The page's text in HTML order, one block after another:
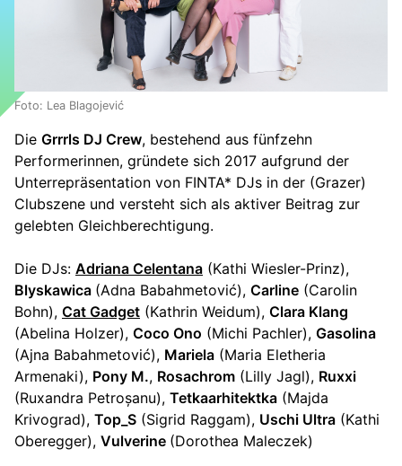
Foto: Lea Blagojević
Die Grrrls DJ Crew, bestehend aus fünfzehn
Performerinnen, gründete sich 2017 aufgrund der
Unterrepräsentation von FINTA* DJs in der (Grazer)
Clubszene und versteht sich als aktiver Beitrag zur
gelebten Gleichberechtigung.
Die DJs: Adriana Celentana (Kathi Wiesler-Prinz),
Blyskawica (Adna Babahmetović), Carline (Carolin
Bohn), Cat Gadget (Kathrin Weidum), Clara Klang
(Abelina Holzer), Coco Ono (Michi Pachler), Gasolina
(Ajna Babahmetović), Mariela (Maria Eletheria
Armenaki), Pony M., Rosachrom (Lilly Jagl), Ruxxi
(Ruxandra Petroșanu), Tetkaarhitektka (Majda
Krivograd), Top_S (Sigrid Raggam), Uschi Ultra (Kathi
Oberegger), Vulverine (Dorothea Maleczek)